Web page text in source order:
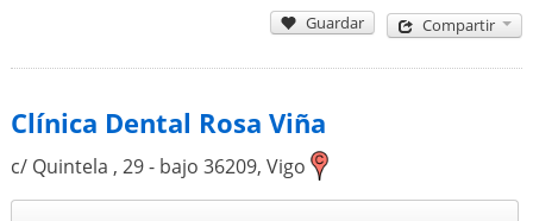
Guardar Compartir
Clínica Dental Rosa Viña
c/ Quintela , 29 - bajo 36209, Vigo